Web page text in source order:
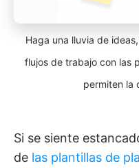
Haga una lluvia de
flujos de trabajo con las
permiten la
Si se siente
de las plantillas de